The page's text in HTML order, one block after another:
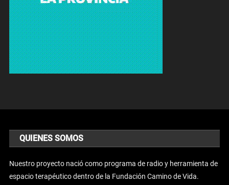
QUIENES SOMOS
Nuestro proyecto nació como programa de radio y herramienta de
espacio terapéutico dentro de la Fundación Camino de Vida.